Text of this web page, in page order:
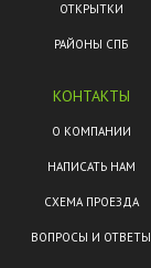
ОТКРЫТКИ
РАЙОНЫ СПБ
КОНТАКТЫ
О КОМПАНИИ
НАПИСАТЬ НАМ
СХЕМА ПРОЕЗДА
ВОПРОСЫ И ОТВЕТЫ